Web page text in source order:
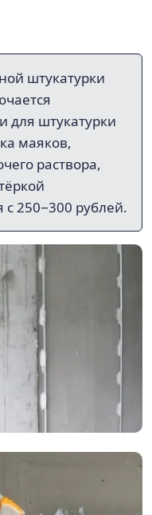
штукатурки
для штукатурки
маяков,
раствора,
с 250−300 рублей.